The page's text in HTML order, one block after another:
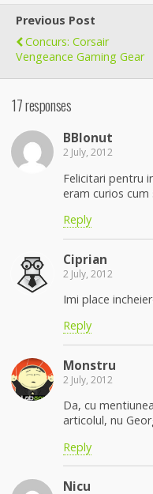
Previous Post
Concurs: Corsair
Vengeance Gaming Gear
17 responses
BBIonut
2 July, 2012
Felicitari pentru
eram curios cum
Reply
Ciprian
2 July, 2012
Imi place
Reply
Monstru
2 July, 2012
Da, cu
articolul, nu
Reply
Nicu